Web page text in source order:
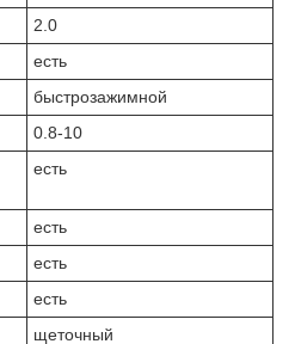
2.0
есть
бы­стро­за­жим­ной
0.8-10
есть
есть
есть
есть
ще­точ­ный